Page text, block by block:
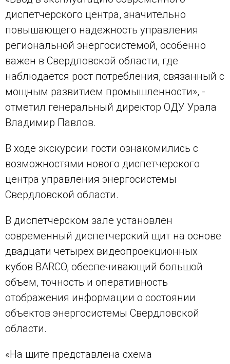
диспетчерского центра, значительно
повышающего надежность управления
региональной энергосистемой, особенно
важен в Свердловской области, где
наблюдается рост потребления, связанный с
мощным развитием промышленности», -
отметил генеральный директор ОДУ Урала
Владимир Павлов.
В ходе экскурсии гости ознакомились с
возможностями нового диспетчерского
центра управления энергосистемы
Свердловской области.
В диспетчерском зале установлен
современный диспетчерский щит на основе
двадцати четырех видеопроекционных
кубов BARCO, обеспечивающий большой
объем, точность и оперативность
отображения информации о состоянии
объектов энергосистемы Свердловской
области.
«На щите представлена схема